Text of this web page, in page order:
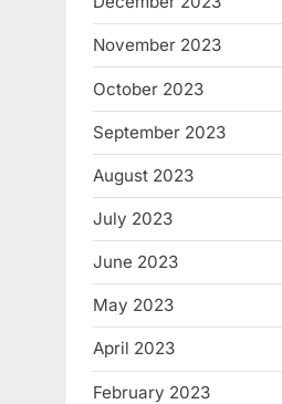
November 2023
October 2023
September 2023
August 2023
July 2023
June 2023
May 2023
April 2023
February 2023